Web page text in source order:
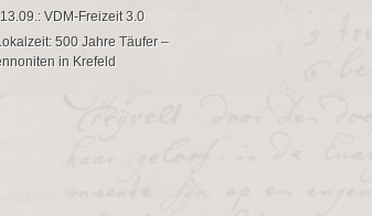
VDM-Freizeit 3.0
500 Jahre Täufer –
in Krefeld